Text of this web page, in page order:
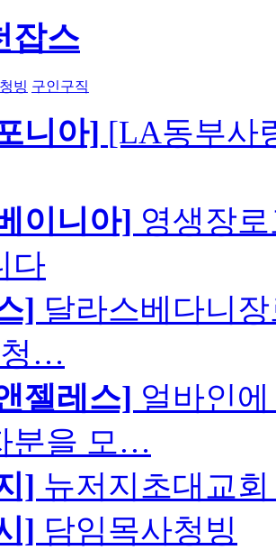
잡스
빙 구인구직
니아] [LA동부사
이니아] 영생장
다
] 달라스베다니
…
젤레스] 얼바인
분을 모…
] 뉴저지초대교
] 담임목사청빙